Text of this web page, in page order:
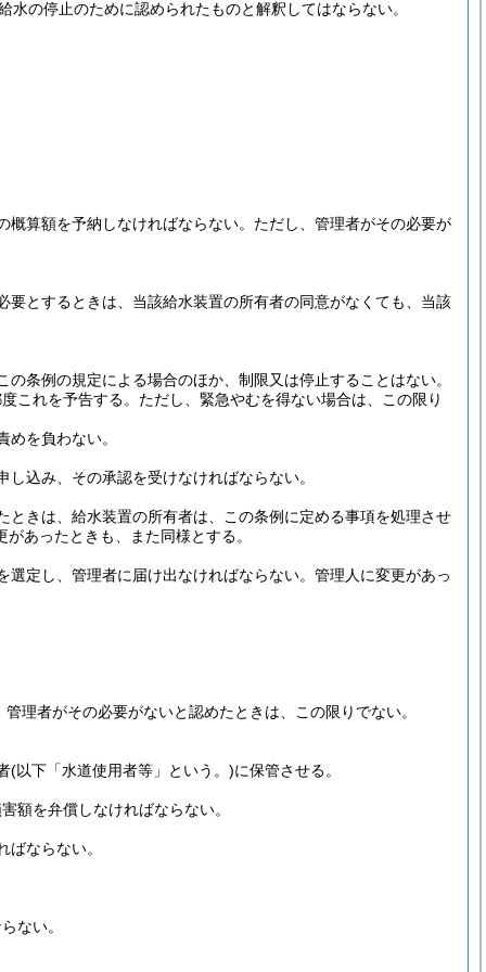
の停止のために認められたものと解釈してはならない。
算額を予納しなければならない。 ただし、管理者がその必要が
とするときは、当該給水装置の所有者の同意がなくても、当該
条例の規定による場合のほか、制限又は停止することはない。
これを予告する。 ただし、緊急やむを得ない場合は、この限り
を負わない。
込み、その承認を受けなければならない。
きは、給水装置の所有者は、この条例に定める事項を処理させ
があったときも、また同様とする。
定し、管理者に届け出なければならない。 管理人に変更があっ
管理者がその必要がないと認めたときは、この限りでない。
(以下「水道使用者等」という。)に保管させる。
額を弁償しなければならない。
ならない。
ない。